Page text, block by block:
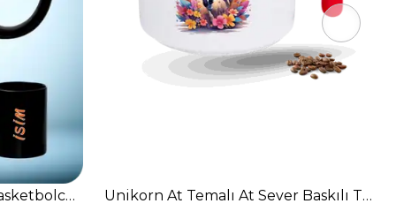
Baskılı Basket Sever Siyah Kupa Bardak Çay
Unikorn At Temalı At Sever Baskılı T